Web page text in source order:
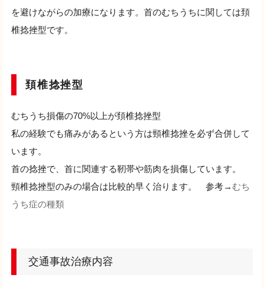
を避けながらの加療になります。首のむちうちに関しては頚
椎捻挫型です。
頚椎捻挫型
むちうち損傷の70%以上が頚椎捻挫型
私の経験でも痛みがあるという方は頸椎捻挫を必ず合併して
います。
首の捻挫で、首に関連する靭帯や筋肉を損傷しています。
頸椎捻挫型のみの場合は比較的早く治ります。 参考→ むち
うち症の種類
交通事故治療内容